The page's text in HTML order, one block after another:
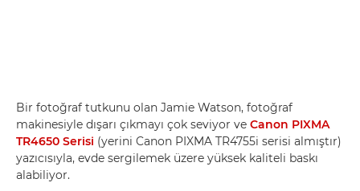
Bir fotoğraf tutkunu olan Jamie Watson, fotoğraf
makinesiyle dışarı çıkmayı çok seviyor ve Canon PIXMA
TR4650 Serisi (yerini Canon PIXMA TR4755i serisi almıştır)
yazıcısıyla, evde sergilemek üzere yüksek kaliteli baskı
alabiliyor.